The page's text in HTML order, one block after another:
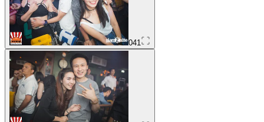
041